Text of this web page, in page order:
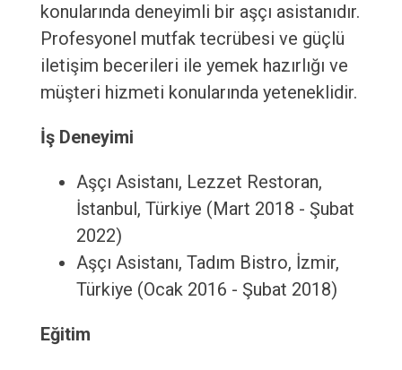
konularında deneyimli bir aşçı asistanıdır.
Profesyonel mutfak tecrübesi ve güçlü
iletişim becerileri ile yemek hazırlığı ve
müşteri hizmeti konularında yeteneklidir.
İş Deneyimi
Aşçı Asistanı, Lezzet Restoran,
İstanbul, Türkiye (Mart 2018 - Şubat
2022)
Aşçı Asistanı, Tadım Bistro, İzmir,
Türkiye (Ocak 2016 - Şubat 2018)
Eğitim